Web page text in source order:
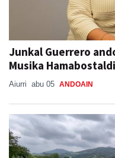
Junkal Guerrero
Musika
Aiurri abu 05 ANDOAIN